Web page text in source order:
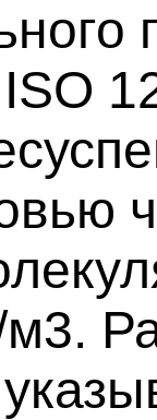
м3.